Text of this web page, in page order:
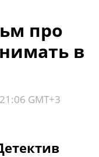
про
в
GMT+3